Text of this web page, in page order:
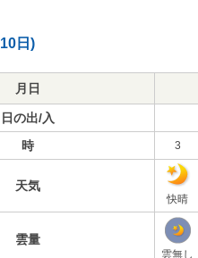
日)
月日
日の出/入
時 3
天気
快晴
雲量
雲無し